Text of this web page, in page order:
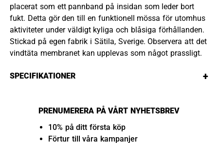
placerat som ett pannband på insidan som leder bort
fukt. Detta gör den till en funktionell mössa för utomhus
aktiviteter under väldigt kyliga och blåsiga förhållanden.
Stickad på egen fabrik i Sätila, Sverige. Observera att det
vindtäta membranet kan upplevas som något prassligt.
SPECIFIKATIONER +
PRENUMERERA PÅ VÅRT NYHETSBREV
10% på ditt första köp
Förtur till våra kampanjer